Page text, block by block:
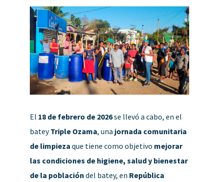
El 18 de febrero de 2026se llevó a cabo, en el
bateyTriple Ozama, una jornada comunitaria
de limpieza que tiene como objetivo mejorar
las condiciones de higiene, salud y bienestar
de la población del batey, en República